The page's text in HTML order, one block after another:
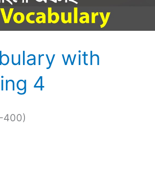
with
4
400)